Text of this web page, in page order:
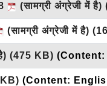
(सामग्री अंग्रेजी में है)
(सामग्री अंग्रेजी में है)
(475 KB) (Content:
(Content: